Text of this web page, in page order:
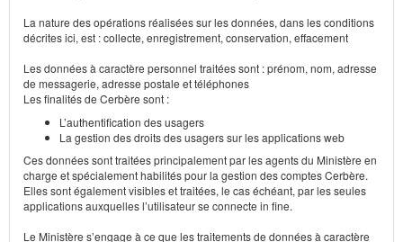
La nature des opérations réalisées sur les données, dans les conditions
décrites ici, est : collecte, enregistrement, conservation, effacement
Les données à caractère personnel traitées sont : prénom, nom, adresse
de messagerie, adresse postale et téléphones
Les finalités de Cerbère sont :
L’authentification des usagers
La gestion des droits des usagers sur les applications web
Ces données sont traitées principalement par les agents du Ministère en
charge et spécialement habilités pour la gestion des comptes Cerbère.
Elles sont également visibles et traitées, le cas échéant, par les seules
applications auxquelles l’utilisateur se connecte in fine.
Le Ministère s’engage à ce que les traitements de données à caractère